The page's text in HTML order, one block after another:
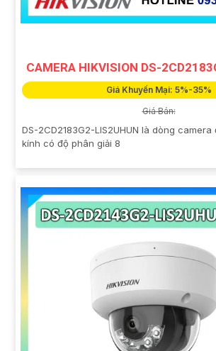
CAMERA HIKVISION DS-
Giá Khuyến Mại: 5%-35%
Giá Bán:
DS-2CD2183G2-LIS2UHUN là dòng
kính có độ phân giải 8